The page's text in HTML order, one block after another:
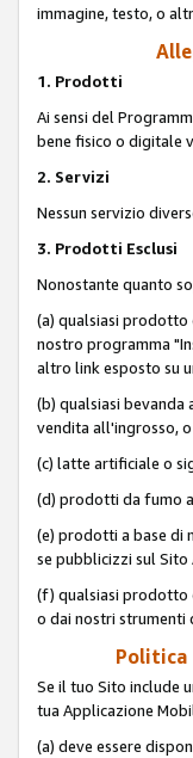
immagine, testo, o
1. Prodotti
Ai sensi del
bene fisico o digitale
2. Servizi
Nessun servizio
3. Prodotti Esclusi
Nonostante quanto
(a) qualsiasi prodotto
nostro programma
altro link esposto su
(b) qualsiasi bevanda
vendita all'ingrosso,
(c) latte artificiale o
(d) prodotti da fumo
(e) prodotti a base di
se pubblicizzi sul Sito
(f) qualsiasi prodotto
o dai nostri strumenti
Politica
Se il tuo Sito include
tua Applicazione
(a) deve essere